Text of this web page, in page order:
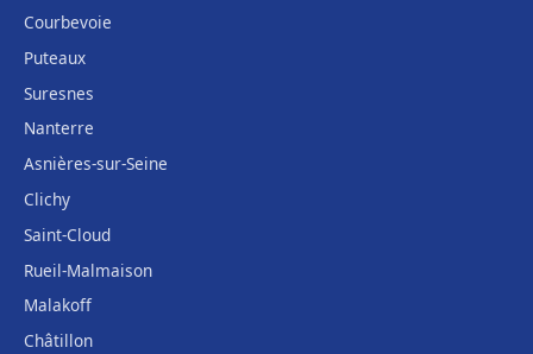
Courbevoie
Puteaux
Suresnes
Nanterre
Asnières-sur-Seine
Clichy
Saint-Cloud
Rueil-Malmaison
Malakoff
Châtillon